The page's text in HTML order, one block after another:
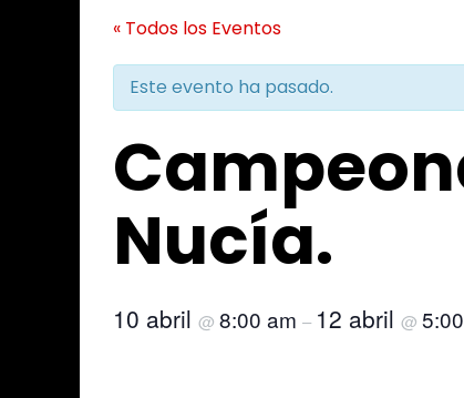
« Todos los Eventos
Este evento ha pasado.
Nucía.
10 abril @ 8:00 am – 12 abril @